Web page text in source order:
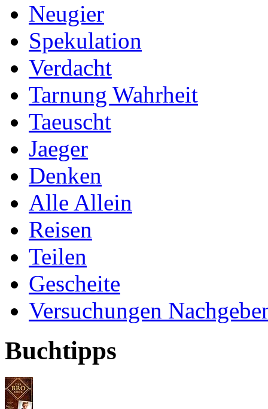
Neugier
Spekulation
Verdacht
Tarnung Wahrheit
Taeuscht
Jaeger
Denken
Alle Allein
Reisen
Teilen
Gescheite
Versuchungen
Buchtipps